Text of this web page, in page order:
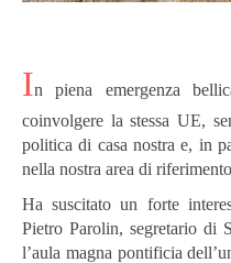
In piena emergenza
coinvolgere la stessa UE,
politica di casa nostra e, in
nella nostra area di
Ha suscitato un forte
Pietro Parolin, segretario di
l’aula magna pontificia